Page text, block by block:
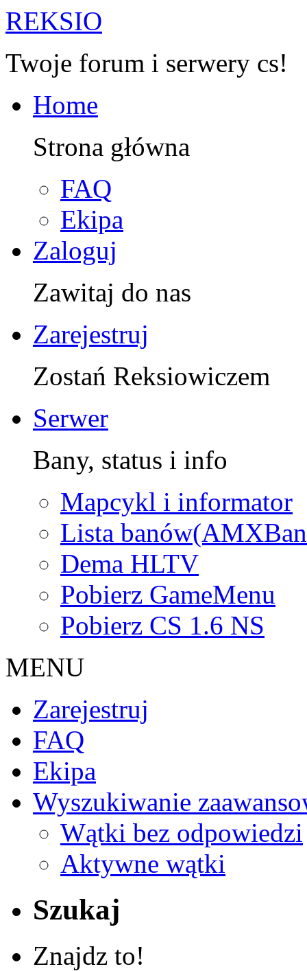
REKSIO
Twoje forum i serwery cs!
Home
Strona główna
FAQ
Ekipa
Zaloguj
Zawitaj do nas
Zarejestruj
Zostań Reksiowiczem
Serwer
Bany, status i info
Mapcykl i informator
Lista
Dema HLTV
Pobierz GameMenu
Pobierz CS 1.6 NS
MENU
Zarejestruj
FAQ
Ekipa
Wyszukiwanie
Wątki bez odpowiedzi
Aktywne wątki
Szukaj
Znajdz to!